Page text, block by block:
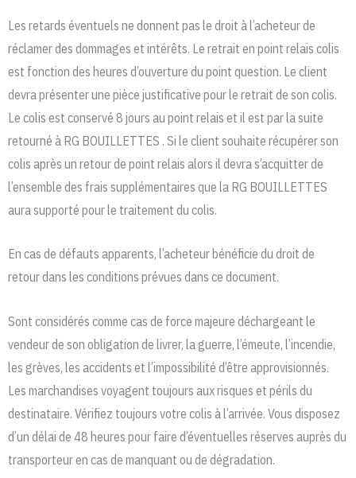
Les retards éventuels ne donnent pas le droit à l’acheteur de
réclamer des dommages et intérêts. Le retrait en point relais colis
est fonction des heures d’ouverture du point question. Le client
devra présenter une pièce justificative pour le retrait de son colis.
Le colis est conservé 8 jours au point relais et il est par la suite
retourné à RG BOUILLETTES . Si le client souhaite récupérer son
colis après un retour de point relais alors il devra s’acquitter de
l’ensemble des frais supplémentaires que la RG BOUILLETTES
aura supporté pour le traitement du colis.
En cas de défauts apparents, l’acheteur bénéficie du droit de
retour dans les conditions prévues dans ce document.
Sont considérés comme cas de force majeure déchargeant le
vendeur de son obligation de livrer, la guerre, l’émeute, l’incendie,
les grèves, les accidents et l’impossibilité d’être approvisionnés.
Les marchandises voyagent toujours aux risques et périls du
destinataire. Vérifiez toujours votre colis à l’arrivée. Vous disposez
d’un délai de 48 heures pour faire d’éventuelles réserves auprès du
transporteur en cas de manquant ou de dégradation.